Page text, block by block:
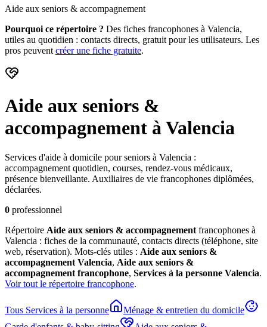
Aide aux seniors & accompagnement
Pourquoi ce répertoire ? Des fiches francophones à Valencia,
utiles au quotidien : contacts directs, gratuit pour les utilisateurs. Les
pros peuvent créer une fiche gratuite.
Aide aux seniors &
accompagnement à Valencia
Services d'aide à domicile pour seniors à Valencia :
accompagnement quotidien, courses, rendez-vous médicaux,
présence bienveillante. Auxiliaires de vie francophones diplômées,
déclarées.
0 professionnel
Répertoire Aide aux seniors & accompagnement francophones à
Valencia : fiches de la communauté, contacts directs (téléphone, site
web, réservation). Mots-clés utiles : Aide aux seniors &
accompagnement Valencia, Aide aux seniors &
accompagnement francophone, Services à la personne Valencia.
Voir tout le répertoire francophone.
Tous Services à la personne
Ménage & entretien du domicile